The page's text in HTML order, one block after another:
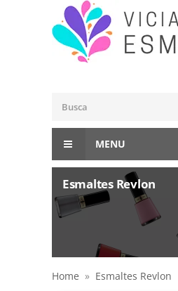
MENU
Esmaltes Revlon
Home » Esmaltes Revlon